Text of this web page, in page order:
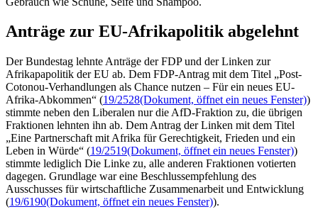
Anträge zur EU-Afrikapolitik abgelehnt
Der Bundestag lehnte Anträge der FDP und der Linken zur
Afrikapapolitik der EU ab. Dem FDP-Antrag mit dem Titel „Post-
Cotonou-Verhandlungen als Chance nutzen – Für ein neues EU-
Afrika-Abkommen“ (19/2528(Dokument, öffnet ein neues Fenster))
stimmte neben den Liberalen nur die AfD-Fraktion zu, die übrigen
Fraktionen lehnten ihn ab. Dem Antrag der Linken mit dem Titel
„Eine Partnerschaft mit Afrika für Gerechtigkeit, Frieden und ein
Leben in Würde“ (19/2519(Dokument, öffnet ein neues Fenster))
stimmte lediglich Die Linke zu, alle anderen Fraktionen votierten
dagegen. Grundlage war eine Beschlussempfehlung des
Ausschusses für wirtschaftliche Zusammenarbeit und Entwicklung
(19/6190(Dokument, öffnet ein neues Fenster)).